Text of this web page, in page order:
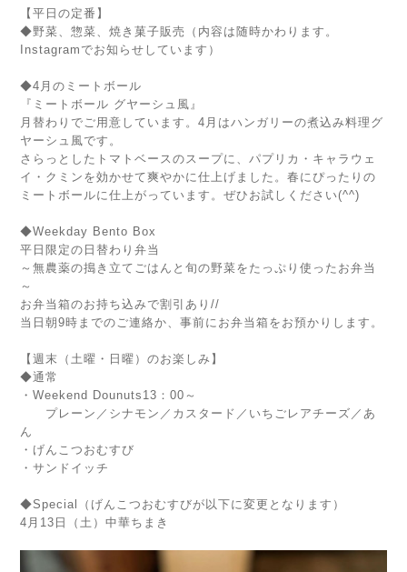
【平日の定番】
◆野菜、惣菜、焼き菓子販売（内容は随時かわります。
Instagramでお知らせしています）
◆4月のミートボール
『ミートボール グヤーシュ風』
月替わりでご用意しています。4月はハンガリーの煮込み料理グ
ヤーシュ風です。
さらっとしたトマトベースのスープに、パプリカ・キャラウェ
イ・クミンを効かせて爽やかに仕上げました。春にぴったりの
ミートボールに仕上がっています。ぜひお試しください(^^)
◆Weekday Bento Box
平日限定の日替わり弁当
～無農薬の搗き立てごはんと旬の野菜をたっぷり使ったお弁当
～
お弁当箱のお持ち込みで割引あり//
当日朝9時までのご連絡か、事前にお弁当箱をお預かりします。
【週末（土曜・日曜）のお楽しみ】
◆通常
・Weekend Dounuts13：00～
プレーン／シナモン／カスタード／いちごレアチーズ／あ
ん
・げんこつおむすび
・サンドイッチ
◆Special（げんこつおむすびが以下に変更となります）
4月13日（土）中華ちまき